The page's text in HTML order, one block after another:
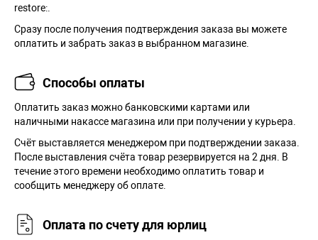
restore:.
Сразу после получения подтверждения заказа вы можете
оплатить и забрать заказ в выбранном магазине.
Способы оплаты
Оплатить заказ можно банковскими картами или
наличными накассе магазина или при получении у курьера.
Cчёт выставляется менеджером при подтверждении заказа.
После выставления счёта товар резервируется на 2 дня. В
течение этого времени необходимо оплатить товар и
сообщить менеджеру об оплате.
Оплата по счету для юрлиц